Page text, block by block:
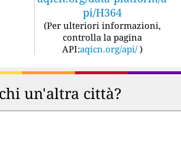
pi/H364
(Per ulteriori informazioni,
controlla la pagina
API:aqicn.org/api/ )
un'altra città?